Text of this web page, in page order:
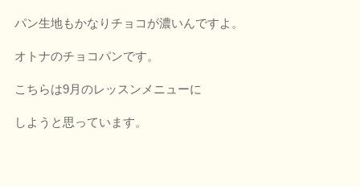
パン生地もかなりチョコが濃いんですよ。
オトナのチョコパンです。
こちらは9月のレッスンメニューに
しようと思っています。